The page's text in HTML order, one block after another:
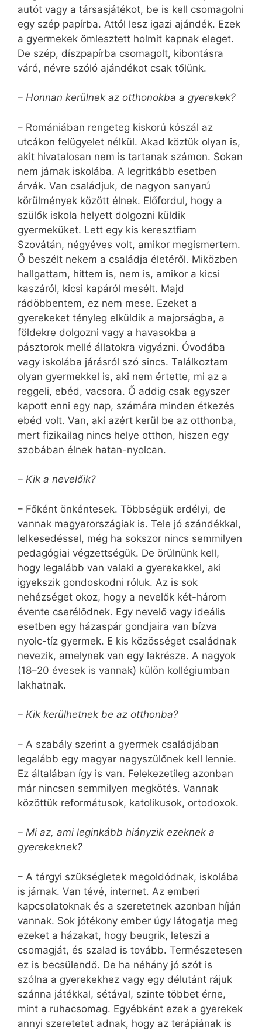
autót vagy a társasjátékot, be is kell csomagolni
egy szép papírba. Attól lesz igazi ajándék. Ezek
a gyermekek ömlesztett holmit kapnak eleget.
De szép, díszpapírba csomagolt, kibontásra
váró, névre szóló ajándékot csak tőlünk.
– Honnan kerülnek az otthonokba a gyerekek?
– Romániában rengeteg kiskorú kószál az
utcákon felügyelet nélkül. Akad köztük olyan is,
akit hivatalosan nem is tartanak számon. Sokan
nem járnak iskolába. A legritkább esetben
árvák. Van családjuk, de nagyon sanyarú
körülmények között élnek. Előfordul, hogy a
szülők iskola helyett dolgozni küldik
gyermeküket. Lett egy kis keresztfiam
Szovátán, négyéves volt, amikor megismertem.
Ő beszélt nekem a családja életéről. Miközben
hallgattam, hittem is, nem is, amikor a kicsi
kaszáról, kicsi kapáról mesélt. Majd
rádöbbentem, ez nem mese. Ezeket a
gyerekeket tényleg elküldik a majorságba, a
földekre dolgozni vagy a havasokba a
pásztorok mellé állatokra vigyázni. Óvodába
vagy iskolába járásról szó sincs. Találkoztam
olyan gyermekkel is, aki nem értette, mi az a
reggeli, ebéd, vacsora. Ő addig csak egyszer
kapott enni egy nap, számára minden étkezés
ebéd volt. Van, aki azért kerül be az otthonba,
mert fizikailag nincs helye otthon, hiszen egy
szobában élnek hatan-nyolcan.
– Kik a nevelőik?
– Főként önkéntesek. Többségük erdélyi, de
vannak magyarországiak is. Tele jó szándékkal,
lelkesedéssel, még ha sokszor nincs semmilyen
pedagógiai végzettségük. De örülnünk kell,
hogy legalább van valaki a gyerekekkel, aki
igyekszik gondoskodni róluk. Az is sok
nehézséget okoz, hogy a nevelők két-három
évente cserélődnek. Egy nevelő vagy ideális
esetben egy házaspár gondjaira van bízva
nyolc-tíz gyermek. E kis közösséget családnak
nevezik, amelynek van egy lakrésze. A nagyok
(18–20 évesek is vannak) külön kollégiumban
lakhatnak.
– Kik kerülhetnek be az otthonba?
– A szabály szerint a gyermek családjában
legalább egy magyar nagyszülőnek kell lennie.
Ez általában így is van. Felekezetileg azonban
már nincsen semmilyen megkötés. Vannak
közöttük reformátusok, katolikusok, ortodoxok.
– Mi az, ami leginkább hiányzik ezeknek a
gyerekeknek?
– A tárgyi szükségletek megoldódnak, iskolába
is járnak. Van tévé, internet. Az emberi
kapcsolatoknak és a szeretetnek azonban híján
vannak. Sok jótékony ember úgy látogatja meg
ezeket a házakat, hogy beugrik, leteszi a
csomagját, és szalad is tovább. Természetesen
ez is becsülendő. De ha néhány jó szót is
szólna a gyerekekhez vagy egy délutánt rájuk
szánna játékkal, sétával, szinte többet érne,
mint a ruhacsomag. Egyébként ezek a gyerekek
annyi szeretetet adnak, hogy az terápiának is